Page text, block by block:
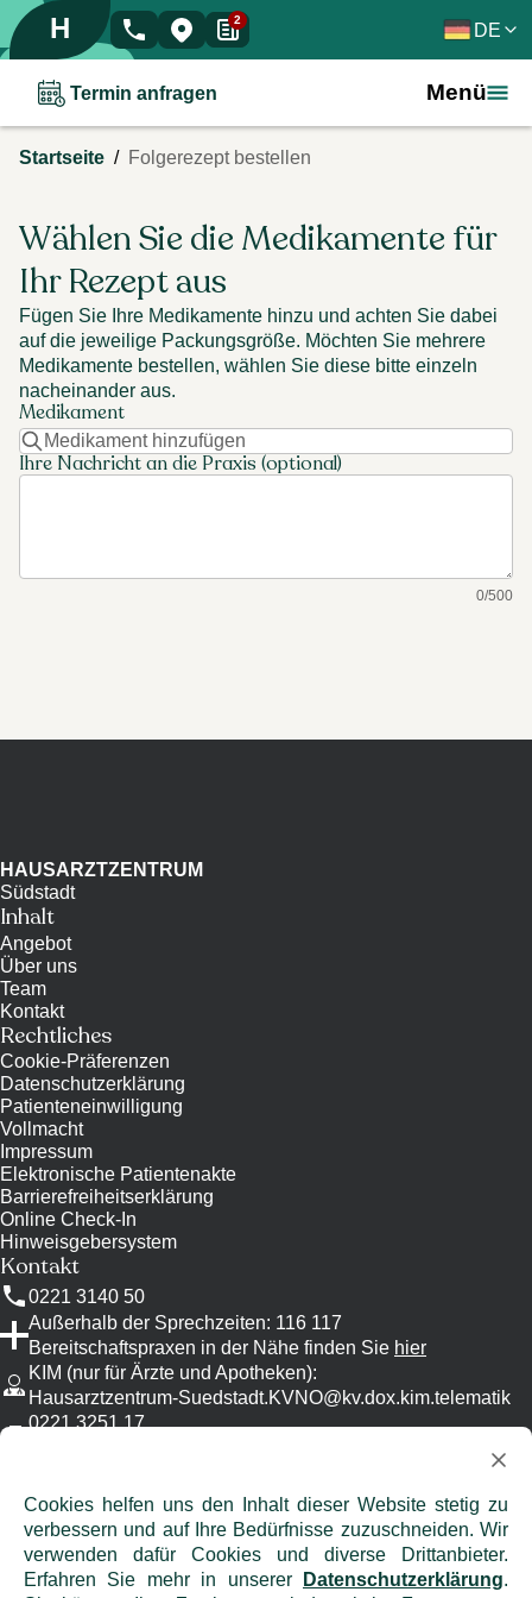
H 2 DE
Termin anfragen Menü
Startseite / Folgerezept bestellen
Wählen Sie die Medikamente für
Ihr Rezept aus
Fügen Sie Ihre Medikamente hinzu und achten Sie dabei
auf die jeweilige Packungsgröße. Möchten Sie mehrere
Medikamente bestellen, wählen Sie diese bitte einzeln
nacheinander aus.
Medikament
Ihre Nachricht an die Praxis (optional)
0/500
Cookies helfen uns den Inhalt dieser Website stetig zu
verbessern und auf Ihre Bedürfnisse zuzuschneiden. Wir
verwenden dafür Cookies und diverse Drittanbieter.
Erfahren Sie mehr in unserer
Datenschutzerklärung.
HAUSARZTZENTRUM
Südstadt
Inhalt
Angebot
Über uns
Team
Kontakt
Rechtliches
Cookie-Präferenzen
Datenschutzerklärung
Patienteneinwilligung
Vollmacht
Impressum
Elektronische Patientenakte
Barrierefreiheitserklärung
Online Check-In
Hinweisgebersystem
Kontakt
0221 3140 50
Außerhalb der Sprechzeiten: 116 117
Bereitschaftspraxen in der Nähe finden Sie hier
KIM (nur für Ärzte und Apotheken):
Hausarztzentrum-Suedstadt.KVNO@kv.dox.kim.telematik
0221 3251 17
Achtung: Emails sind oft unverschlüsselt
und eignen sich daher nicht für die
Übermittlung von vertraulichen
Informationen!